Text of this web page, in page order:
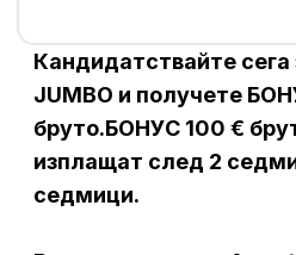
Кандидатствайте сега
JUMBO и получете
бруто.БОНУС 100 €
изплащат след 2
седмици.